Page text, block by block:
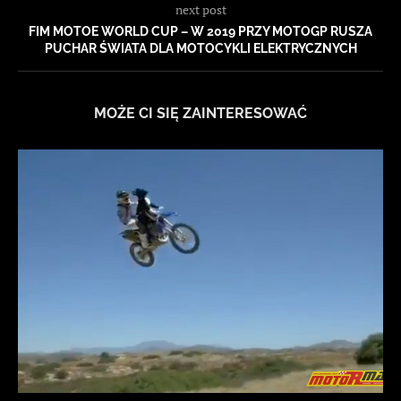
next post
FIM MOTOE WORLD CUP – W 2019 PRZY MOTOGP RUSZA
PUCHAR ŚWIATA DLA MOTOCYKLI ELEKTRYCZNYCH
MOŻE CI SIĘ ZAINTERESOWAĆ